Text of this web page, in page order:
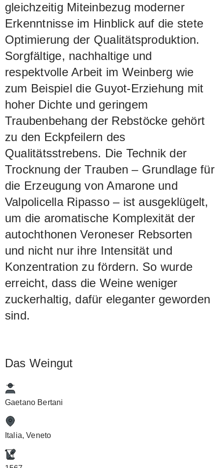
gleichzeitig Miteinbezug moderner
Erkenntnisse im Hinblick auf die stete
Optimierung der Qualitätsproduktion.
Sorgfältige, nachhaltige und
respektvolle Arbeit im Weinberg wie
zum Beispiel die Guyot-Erziehung mit
hoher Dichte und geringem
Traubenbehang der Rebstöcke gehört
zu den Eckpfeilern des
Qualitätsstrebens. Die Technik der
Trocknung der Trauben – Grundlage für
die Erzeugung von Amarone und
Valpolicella Ripasso – ist ausgeklügelt,
um die aromatische Komplexität der
autochthonen Veroneser Rebsorten
und nicht nur ihre Intensität und
Konzentration zu fördern. So wurde
erreicht, dass die Weine weniger
zuckerhaltig, dafür eleganter geworden
sind.
Das Weingut
Gaetano Bertani
Italia, Veneto